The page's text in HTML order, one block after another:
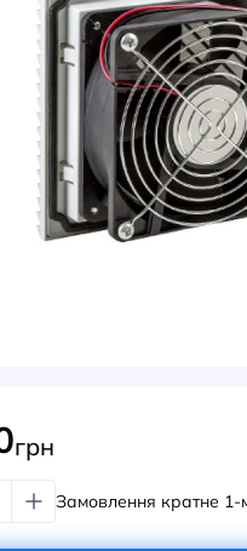
ТА
грн
Замовлення кратне 1-